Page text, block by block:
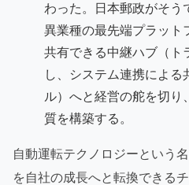
わった。日本郵政がそう
異業種の最先端プラット
共有できる中継ハブ（ト
し、システム連携によ
ル）へと経営の舵を切り
質を構築する。
自動運転テクノロジーという
を自社の成長へと転換できる